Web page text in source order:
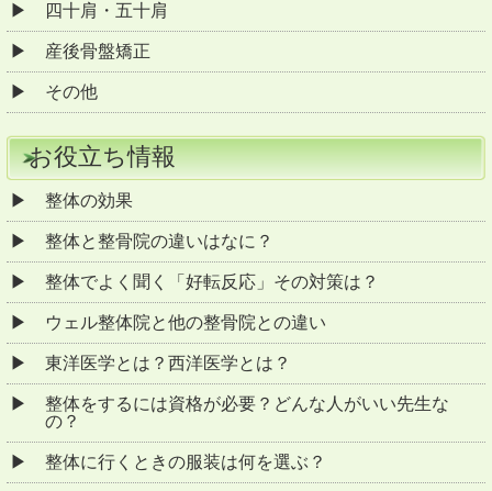
四十肩・五十肩
産後骨盤矯正
その他
お役立ち情報
整体の効果
整体と整骨院の違いはなに？
整体でよく聞く「好転反応」その対策は？
ウェル整体院と他の整骨院との違い
東洋医学とは？西洋医学とは？
整体をするには資格が必要？どんな人がいい先生な
の？
整体に行くときの服装は何を選ぶ？